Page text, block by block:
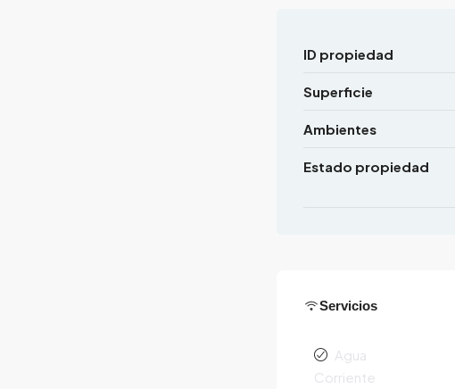
ID propiedad
Superficie
Ambientes
Estado propiedad
Servicios
Agua
Corriente